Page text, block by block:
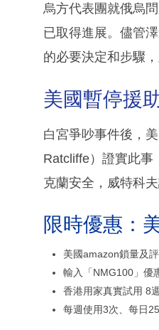
烏方代表團就俄烏
已取得進展。儘管
的必要決定和步驟
美國暫停援
白宮爭吵事件後，
Ratcliffe）證實此事
克蘭安全，威特科
限時優惠：
美國amazon鎖量及
輸入「NMG100」優
香港用家真實試用 8
每週使用3次、每日